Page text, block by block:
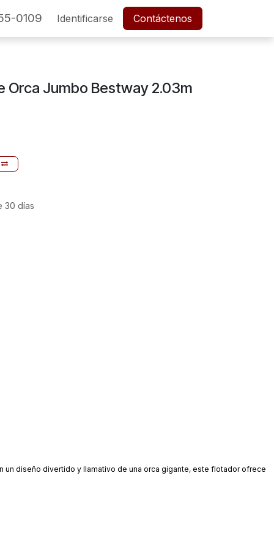
POSTVENTA Empleos
0109 Identificarse Contáctenos
Orca Jumbo Bestway 2.03m
30 días
un diseño divertido y llamativo de una orca gigante, este flotador ofrece